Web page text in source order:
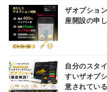
ザオプショ
座開設の申
自分のスタ
すいザオプ
意されてい